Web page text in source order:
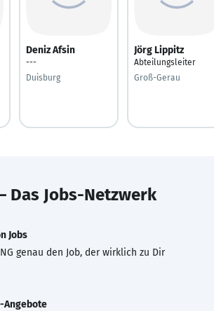
Deniz Afsin
---
Duisburg
Jörg Lippitz
Abteilungsleiter
Groß-Gerau
Das Jobs-Netzwerk
Jobs
genau den Job, der wirklich zu Dir
Angebote